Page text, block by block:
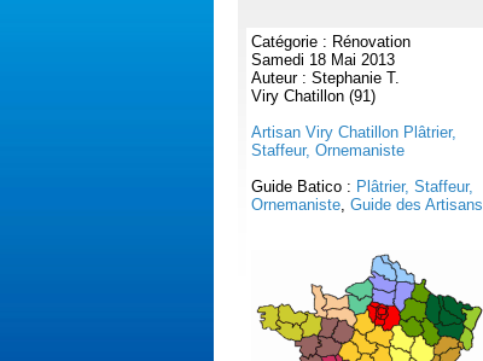
Catégorie : Rénovation
Samedi 18 Mai 2013
Auteur : Stephanie T.
Viry Chatillon (91)
Artisan Viry Chatillon Plâtrier,
Staffeur, Ornemaniste
Guide Batico : Plâtrier, Staffeur,
Ornemaniste, Guide des Artisans